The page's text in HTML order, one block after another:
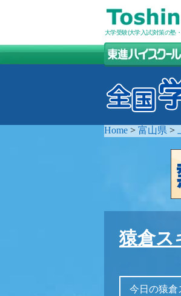
大学受験(大学入試)対策の塾
Home > 富山県 >
猿倉ス
今日の猿倉